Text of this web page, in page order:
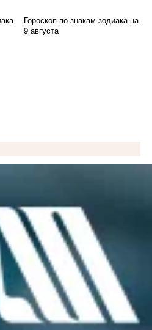
Гороскоп по знакам зодиака на
9 августа